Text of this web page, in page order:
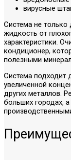
вирусные
Система не только
жидкость от
характеристики.
кондиционер,
полезными
Система подходит
увеличенной
других металлов.
больших городах,